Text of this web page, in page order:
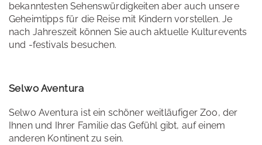
bekanntesten Sehenswürdigkeiten aber auch unsere
Geheimtipps für die Reise mit Kindern vorstellen. Je
nach Jahreszeit können Sie auch aktuelle Kulturevents
und -festivals besuchen.
Selwo Aventura
Selwo Aventura ist ein schöner weitläufiger Zoo, der
Ihnen und Ihrer Familie das Gefühl gibt, auf einem
anderen Kontinent zu sein.